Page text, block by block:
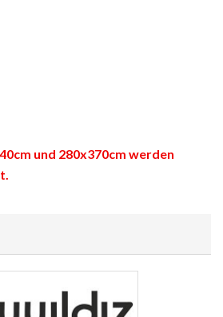
und 280x370cm werden